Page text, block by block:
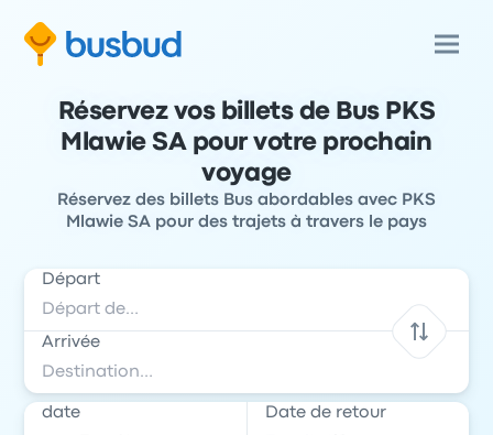
Réservez vos billets de Bus PKS
Mlawie SA pour votre prochain
voyage
Réservez des billets Bus abordables avec PKS
Mlawie SA pour des trajets à travers le pays
Départ
Arrivée
date Date de retour